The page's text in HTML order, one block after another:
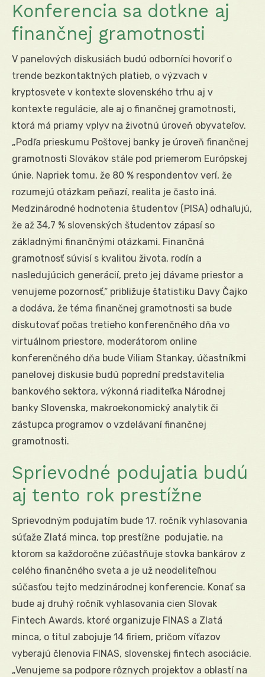
Konferencia sa dotkne aj
finančnej gramotnosti
V panelových diskusiách budú odborníci hovoriť o
trende bezkontaktných platieb, o výzvach v
kryptosvete v kontexte slovenského trhu aj v
kontexte regulácie, ale aj o finančnej gramotnosti,
ktorá má priamy vplyv na životnú úroveň obyvateľov.
„Podľa prieskumu Poštovej banky je úroveň finančnej
gramotnosti Slovákov stále pod priemerom Európskej
únie. Napriek tomu, že 80 % respondentov verí, že
rozumejú otázkam peňazí, realita je často iná.
Medzinárodné hodnotenia študentov (PISA) odhaľujú,
že až 34,7 % slovenských študentov zápasí so
základnými finančnými otázkami. Finančná
gramotnosť súvisí s kvalitou života, rodín a
nasledujúcich generácií, preto jej dávame priestor a
venujeme pozornosť,“ približuje štatistiku Davy Čajko
a dodáva, že téma finančnej gramotnosti sa bude
diskutovať počas tretieho konferenčného dňa vo
virtuálnom priestore, moderátorom online
konferenčného dňa bude Viliam Stankay, účastníkmi
panelovej diskusie budú poprední predstavitelia
bankového sektora, výkonná riaditeľka Národnej
banky Slovenska, makroekonomický analytik či
zástupca programov o vzdelávaní finančnej
gramotnosti.
Sprievodné podujatia budú
aj tento rok prestížne
Sprievodným podujatím bude 17. ročník vyhlasovania
súťaže Zlatá minca, top prestížne podujatie, na
ktorom sa každoročne zúčastňuje stovka bankárov z
celého finančného sveta a je už neodeliteľnou
súčasťou tejto medzinárodnej konferencie. Konať sa
bude aj druhý ročník vyhlasovania cien Slovak
Fintech Awards, ktoré organizuje FINAS a Zlatá
minca, o titul zabojuje 14 firiem, pričom víťazov
vyberajú členovia FINAS, slovenskej fintech asociácie.
„Venujeme sa podpore rôznych projektov a oblastí na